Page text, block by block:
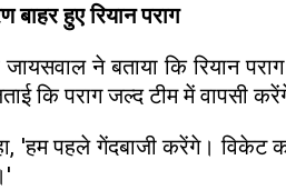
हुए रियान पराग
जायसवाल ने बताया कि रियान
कि पराग जल्द टीम में वापसी
'हम पहले गेंदबाजी करेंगे। विकेट